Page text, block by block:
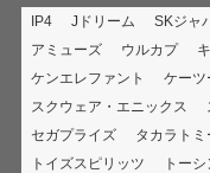
IP4 Jドリーム SKジャ
アミューズ
ウルカプ
ケンエレファント
ケーツ
スクウェア・エニックス
セガプライズ
タカラトミ
トイズスピリッツ
トーシ